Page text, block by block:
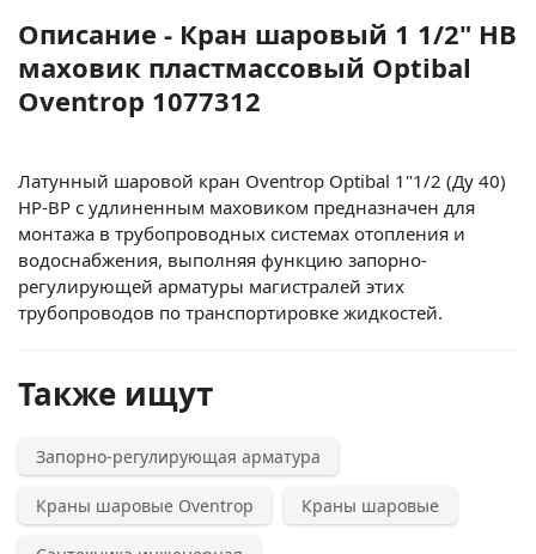
Описание - Кран шаровый 1 1/2" НВ
маховик пластмассовый Optibal
Oventrop 1077312
Латунный шаровой кран Oventrop Optibal 1"1/2 (Ду 40)
НР-ВР с удлиненным маховиком предназначен для
монтажа в трубопроводных системах отопления и
водоснабжения, выполняя функцию запорно-
регулирующей арматуры магистралей этих
трубопроводов по транспортировке жидкостей.
Также ищут
Запорно-регулирующая арматура
Краны шаровые Oventrop Краны шаровые